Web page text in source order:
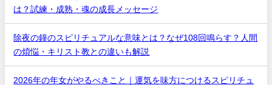
は？試練・成熟・魂の成長メッセージ
除夜の鐘のスピリチュアルな意味とは？なぜ108回鳴らす？人間
の煩悩・キリスト教との違いも解説
2026年の年女がやるべきこと｜運気を味方につけるスピリチュ